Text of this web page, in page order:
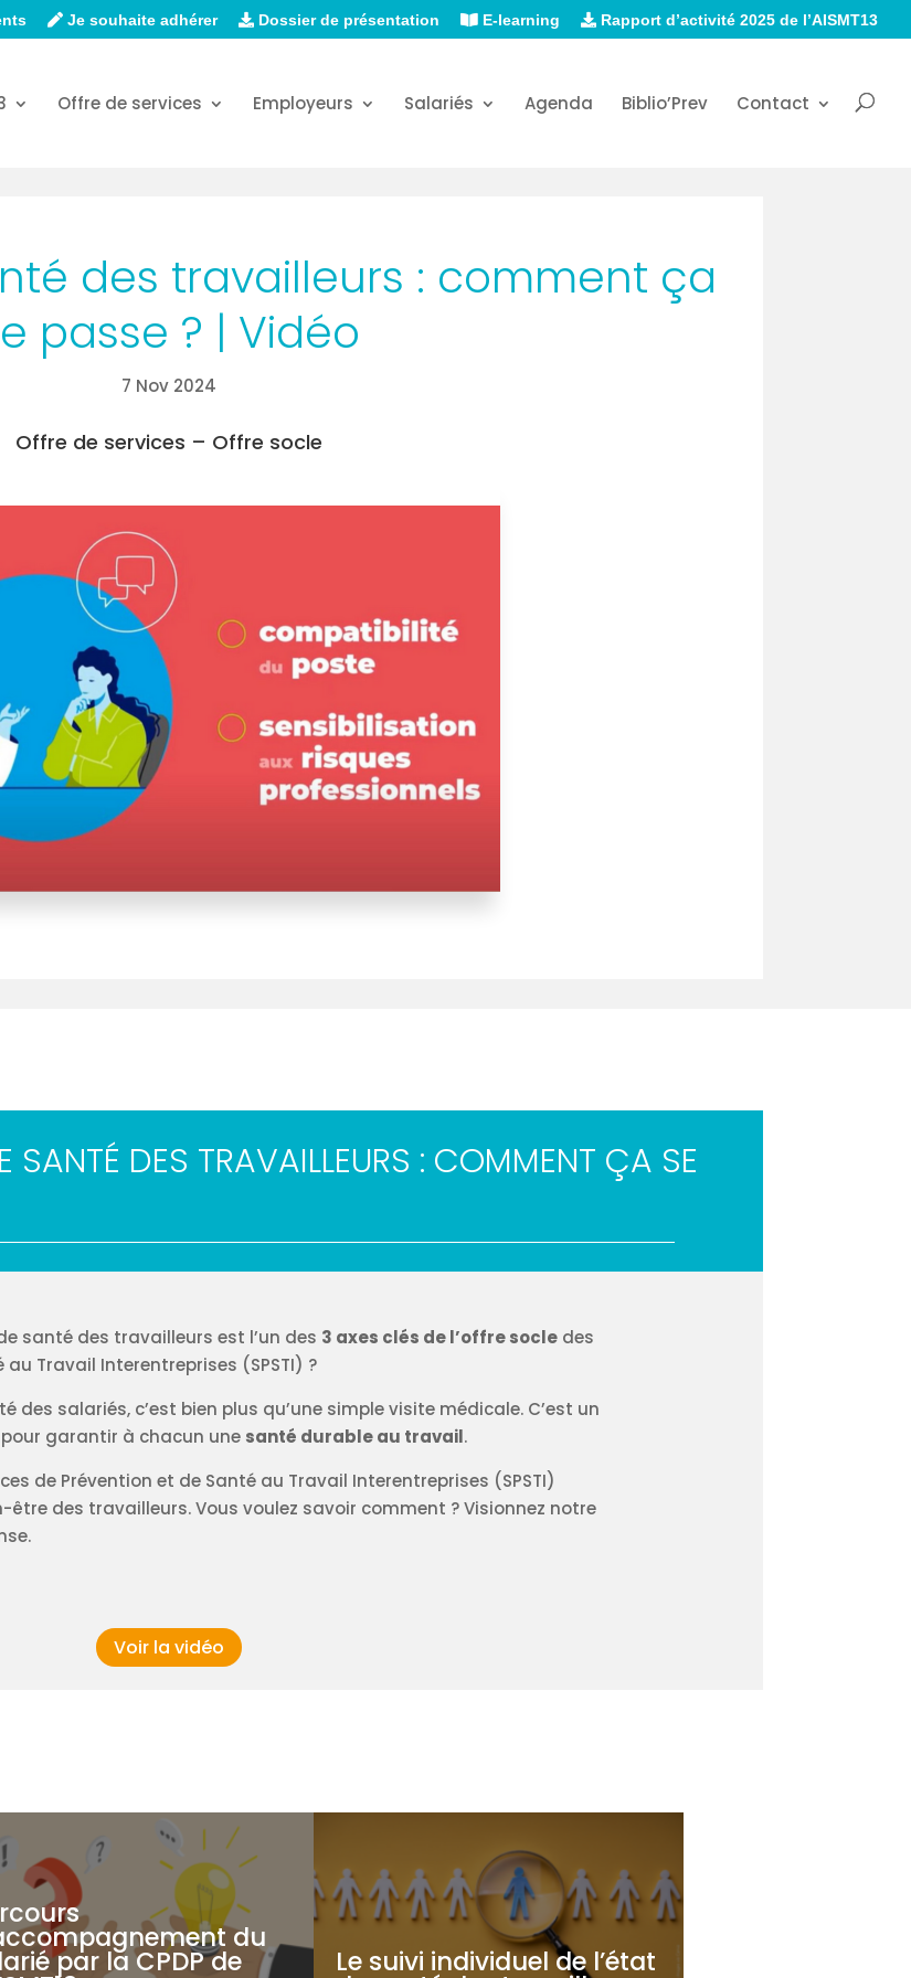
Je souhaite adhérer Dossier de présentation E-learning Rapport d’activité 2025 de l’AISMT13
Offre de services Employeurs Salariés Agenda Biblio’Prev Contact
des travailleurs : comment ça
passe ? | Vidéo
7 Nov 2024
Offre de services – Offre socle
SANTÉ DES TRAVAILLEURS : COMMENT ÇA SE
santé des travailleurs est l’un des 3 axes clés de l’offre socle des
Travail Interentreprises (SPSTI) ?
des salariés, c’est bien plus qu’une simple visite médicale. C’est un
pour garantir à chacun une santé durable au travail.
de Prévention et de Santé au Travail Interentreprises (SPSTI)
être des travailleurs. Vous voulez savoir comment ? Visionnez notre
Voir la vidéo
du
par la CPDP de Le suivi individuel de l’état